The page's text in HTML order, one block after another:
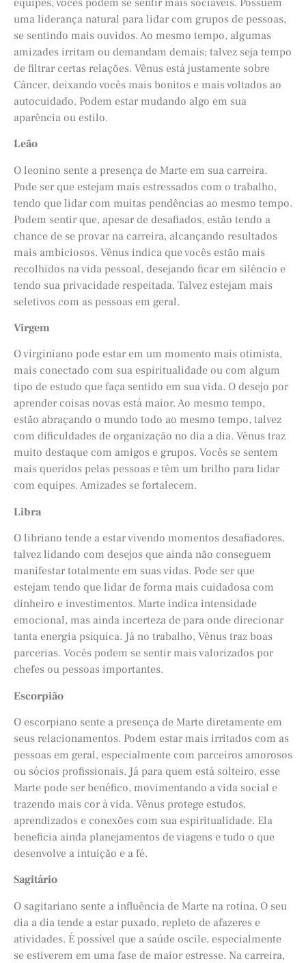
uma liderança natural para lidar com grupos de pessoas,
se sentindo mais ouvidos. Ao mesmo tempo, algumas
amizades irritam ou demandam demais; talvez seja tempo
de filtrar certas relações. Vênus está justamente sobre
Câncer, deixando vocês mais bonitos e mais voltados ao
autocuidado. Podem estar mudando algo em sua
aparência ou estilo.
Leão
O leonino sente a presença de Marte em sua carreira.
Pode ser que estejam mais estressados com o trabalho,
tendo que lidar com muitas pendências ao mesmo tempo.
Podem sentir que, apesar de desafiados, estão tendo a
chance de se provar na carreira, alcançando resultados
mais ambiciosos. Vênus indica que vocês estão mais
recolhidos na vida pessoal, desejando ficar em silêncio e
tendo sua privacidade respeitada. Talvez estejam mais
seletivos com as pessoas em geral.
Virgem
O virginiano pode estar em um momento mais otimista,
mais conectado com sua espiritualidade ou com algum
tipo de estudo que faça sentido em sua vida. O desejo por
aprender coisas novas está maior. Ao mesmo tempo,
estão abraçando o mundo todo ao mesmo tempo, talvez
com dificuldades de organização no dia a dia. Vênus traz
muito destaque com amigos e grupos. Vocês se sentem
mais queridos pelas pessoas e têm um brilho para lidar
com equipes. Amizades se fortalecem.
Libra
O libriano tende a estar vivendo momentos desafiadores,
talvez lidando com desejos que ainda não conseguem
manifestar totalmente em suas vidas. Pode ser que
estejam tendo que lidar de forma mais cuidadosa com
dinheiro e investimentos. Marte indica intensidade
emocional, mas ainda incerteza de para onde direcionar
tanta energia psíquica. Já no trabalho, Vênus traz boas
parcerias. Vocês podem se sentir mais valorizados por
chefes ou pessoas importantes.
Escorpião
O escorpiano sente a presença de Marte diretamente em
seus relacionamentos. Podem estar mais irritados com as
pessoas em geral, especialmente com parceiros amorosos
ou sócios profissionais. Já para quem está solteiro, esse
Marte pode ser benéfico, movimentando a vida social e
trazendo mais cor à vida. Vênus protege estudos,
aprendizados e conexões com sua espiritualidade. Ela
beneficia ainda planejamentos de viagens e tudo o que
desenvolve a intuição e a fé.
Sagitário
O sagitariano sente a influência de Marte na rotina. O seu
dia a dia tende a estar puxado, repleto de afazeres e
atividades. É possível que a saúde oscile, especialmente
se estiverem em uma fase de maior estresse. Na carreira,